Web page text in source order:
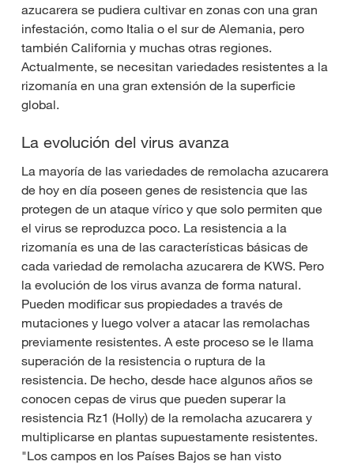
azucarera se pudiera cultivar en zonas con una gran
infestación, como Italia o el sur de Alemania, pero
también California y muchas otras regiones.
Actualmente, se necesitan variedades resistentes a la
rizomanía en una gran extensión de la superficie
global.
La evolución del virus avanza
La mayoría de las variedades de remolacha azucarera
de hoy en día poseen genes de resistencia que las
protegen de un ataque vírico y que solo permiten que
el virus se reproduzca poco. La resistencia a la
rizomanía es una de las características básicas de
cada variedad de remolacha azucarera de KWS. Pero
la evolución de los virus avanza de forma natural.
Pueden modificar sus propiedades a través de
mutaciones y luego volver a atacar las remolachas
previamente resistentes. A este proceso se le llama
superación de la resistencia o ruptura de la
resistencia. De hecho, desde hace algunos años se
conocen cepas de virus que pueden superar la
resistencia Rz1 (Holly) de la remolacha azucarera y
multiplicarse en plantas supuestamente resistentes.
"Los campos en los Países Bajos se han visto